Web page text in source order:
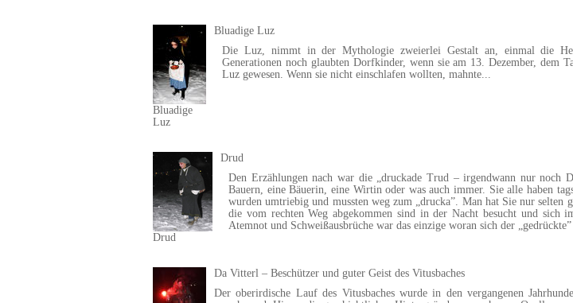
Bluadige
Luz
Bluadige Luz
Die Luz, nimmt in der Mythologie zweierlei Gestalt an, einmal die
Generationen noch glaubten Dorfkinder, wenn sie am 13. Dezember, dem
Luz gewesen. Wenn sie nicht einschlafen wollten, mahnte...
Drud
Drud
Den Erzählungen nach war die „druckade Trud – irgendwann nur noch
Bauern, eine Bäuerin, eine Wirtin oder was auch immer. Sie alle haben
wurden umtriebig und mussten weg zum „drucka”. Man hat Sie nur selten
die vom rechten Weg abgekommen sind in der Nacht besucht und sich
Atemnot und Schweißausbrüche war das einzige woran sich der
Da Vitterl – Beschützer und guter Geist des Vitusbaches
Der oberirdische Lauf des Vitusbaches wurde in den vergangenen